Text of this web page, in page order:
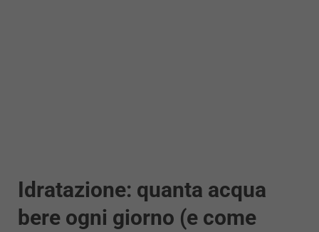
Idratazione: quanta acqua
bere ogni giorno (e come